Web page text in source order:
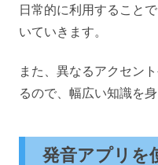
日常的に利用すること
いていきます。
また、異なるアクセン
るので、幅広い知識を
発音アプリを